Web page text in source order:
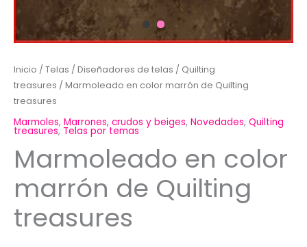
Inicio / Telas / Diseñadores de telas / Quilting
treasures / Marmoleado en color marrón de Quilting
treasures
Marmoles, Marrones, crudos y beiges, Novedades, Quilting
treasures, Telas por temas
Marmoleado en color
marrón de Quilting
treasures